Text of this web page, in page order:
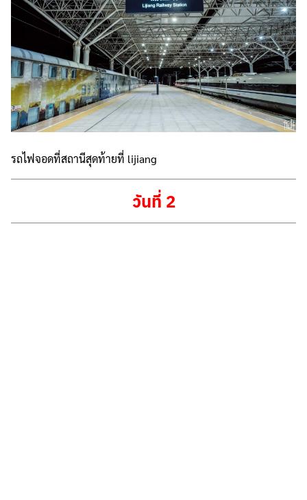
รถไฟจอดที่สถานีสุดท้ายที่ lijiang
วันที่ 2